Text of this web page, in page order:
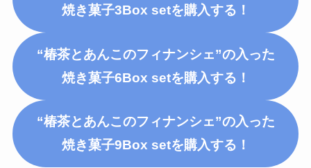
焼き菓子3Box setを購入する！
“椿茶とあんこのフィナンシェ”の入った
焼き菓子6Box setを購入する！
“椿茶とあんこのフィナンシェ”の入った
焼き菓子9Box setを購入する！